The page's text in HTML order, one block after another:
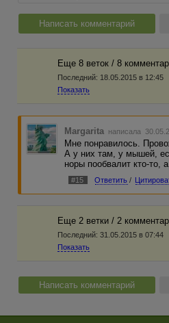
Написать комментарий
Еще 8 веток / 8
Последний: 18.05.2015 в 12:45
Показать
Margarita написала
Мне понравилось.
А у них там, у мышей,
норы пообвалит кто-то,
#15 Ответить /
Еще 2 ветки / 2
Последний: 31.05.2015 в 07:44
Показать
Написать комментарий